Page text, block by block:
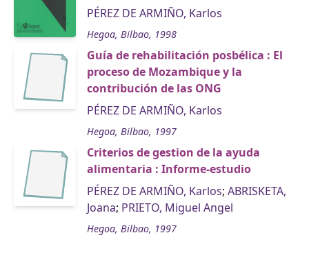
PÉREZ DE ARMIÑO, Karlos
Hegoa, Bilbao, 1998
Guía de rehabilitación posbélica : El
proceso de Mozambique y la
contribución de las ONG
PÉREZ DE ARMIÑO, Karlos
Hegoa, Bilbao, 1997
Criterios de gestion de la ayuda
alimentaria : Informe-estudio
PÉREZ DE ARMIÑO, Karlos; ABRISKETA,
Joana; PRIETO, Miguel Angel
Hegoa, Bilbao, 1997